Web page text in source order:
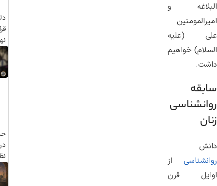
البلاغه و
امیرالمومنین
علی (علیه
السلام) خواهیم
داشت.
سابقه
روانشناسی
زنان
دانش
روانشناسی از
اوایل قرن